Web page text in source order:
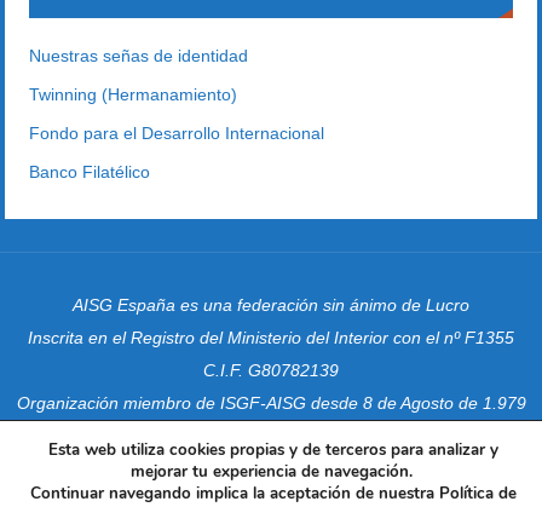
Nuestras señas de identidad
Twinning (Hermanamiento)
Fondo para el Desarrollo Internacional
Banco Filatélico
AISG España es una federación sin ánimo de Lucro
Inscrita en el Registro del Ministerio del Interior con el nº F1355
C.I.F. G80782139
Organización miembro de ISGF-AISG desde 8 de Agosto de 1.979
C/ Entre Arroyos, 19 bis
28030 Madrid
Esta web utiliza cookies propias y de terceros para analizar y
mejorar tu experiencia de navegación.
Continuar navegando implica la aceptación de nuestra Política de